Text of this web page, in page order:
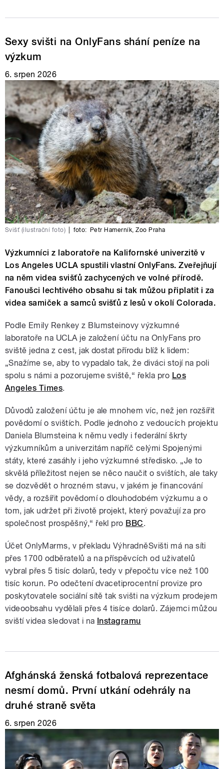
Sexy svišti na OnlyFans shání peníze na
výzkum
6. srpen 2026
Svišť (ilustrační foto) foto: Petr Hamerník ,Zoo Praha
Výzkumníci z laboratoře na Kalifornské univerzitě v
Los Angeles UCLA spustili vlastní OnlyFans. Zveřejňují
na něm videa svišťů zachycených ve volné přírodě.
Fanoušci lechtivého obsahu si tak můžou připlatit i za
videa samiček a samců svišťů z lesů v okolí Colorada.
Podle Emily Renkey z Blumsteinovy výzkumné
laboratoře na UCLA je založení účtu na OnlyFans pro
sviště jedna z cest, jak dostat přírodu blíž k lidem:
„Snažíme se, aby to vypadalo tak, že diváci stojí na poli
spolu s námi a pozorujeme sviště,“ řekla pro Los
Angeles Times.
Důvodů založení účtu je ale mnohem víc, než jen rozšířit
povědomí o svištích. Podle jednoho z vedoucích projektu
Daniela Blumsteina k němu vedly i federální škrty
výzkumníkům a univerzitám napříč celými Spojenými
státy, které zasáhly i jeho výzkumné středisko. „Je to
skvělá příležitost nejen se něco naučit o svištích, ale taky
se dozvědět o hrozném stavu, v jakém je financování
vědy, a rozšířit povědomí o dlouhodobém výzkumu a o
tom, jak udržet při životě projekt, který považují za pro
společnost prospěšný,“ řekl pro BBC.
Účet OnlyMarms, v překladu VýhradněSvišti má na síti
přes 1700 odběratelů a na příspěvcích od uživatelů
vybral přes 5 tisíc dolarů, tedy v přepočtu více než 100
tisíc korun. Po odečtení dvacetiprocentní provize pro
poskytovatele sociální sítě tak svišti na výzkum prodejem
videoobsahu vydělali přes 4 tisíce dolarů. Zájemci můžou
sviští videa sledovat i na Instagramu
Afghánská ženská fotbalová reprezentace
nesmí domů. První utkání odehrály na
druhé straně světa
6. srpen 2026